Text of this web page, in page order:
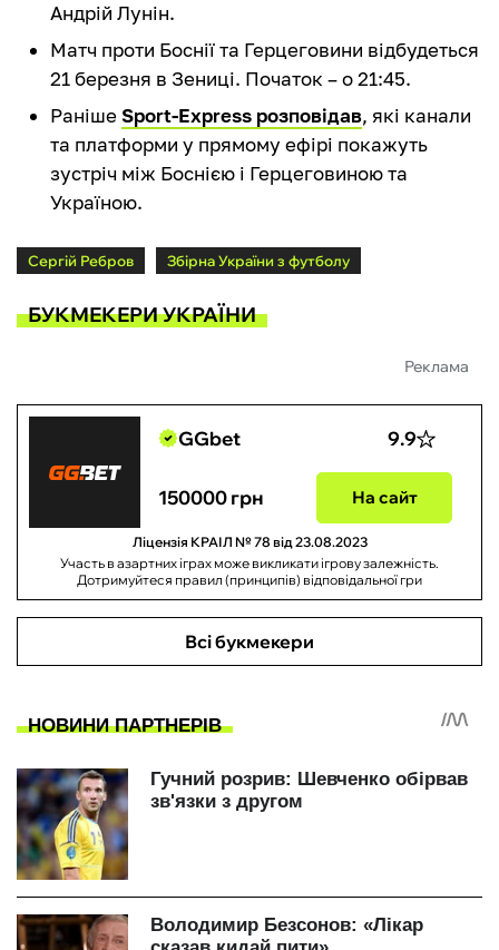
Андрій Лунін.
Матч проти Боснії та Герцеговини відбудеться
21 березня в Зениці. Початок – о 21:45.
Раніше Sport-Express розповідав, які канали
та платформи у прямому ефірі покажуть
зустріч між Боснією і Герцеговиною та
Україною.
Сергій Ребров Збірна України з футболу
БУКМЕКЕРИ УКРАЇНИ
Реклама
GGbet 9.9
150000 грн На сайт
Ліцензія КРАІЛ № 78 від 23.08.2023
Участь в азартних іграх може викликати ігрову залежність.
Дотримуйтеся правил (принципів) відповідальної гри
Всі букмекери